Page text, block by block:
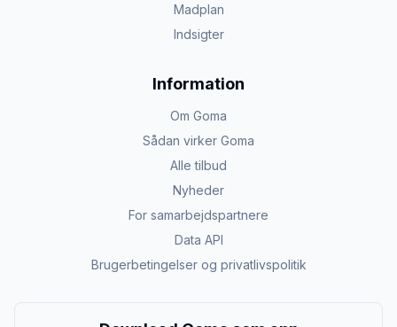
Madplan
Indsigter
Information
Om Goma
Sådan virker Goma
Alle tilbud
Nyheder
For samarbejdspartnere
Data API
Brugerbetingelser og privatlivspolitik